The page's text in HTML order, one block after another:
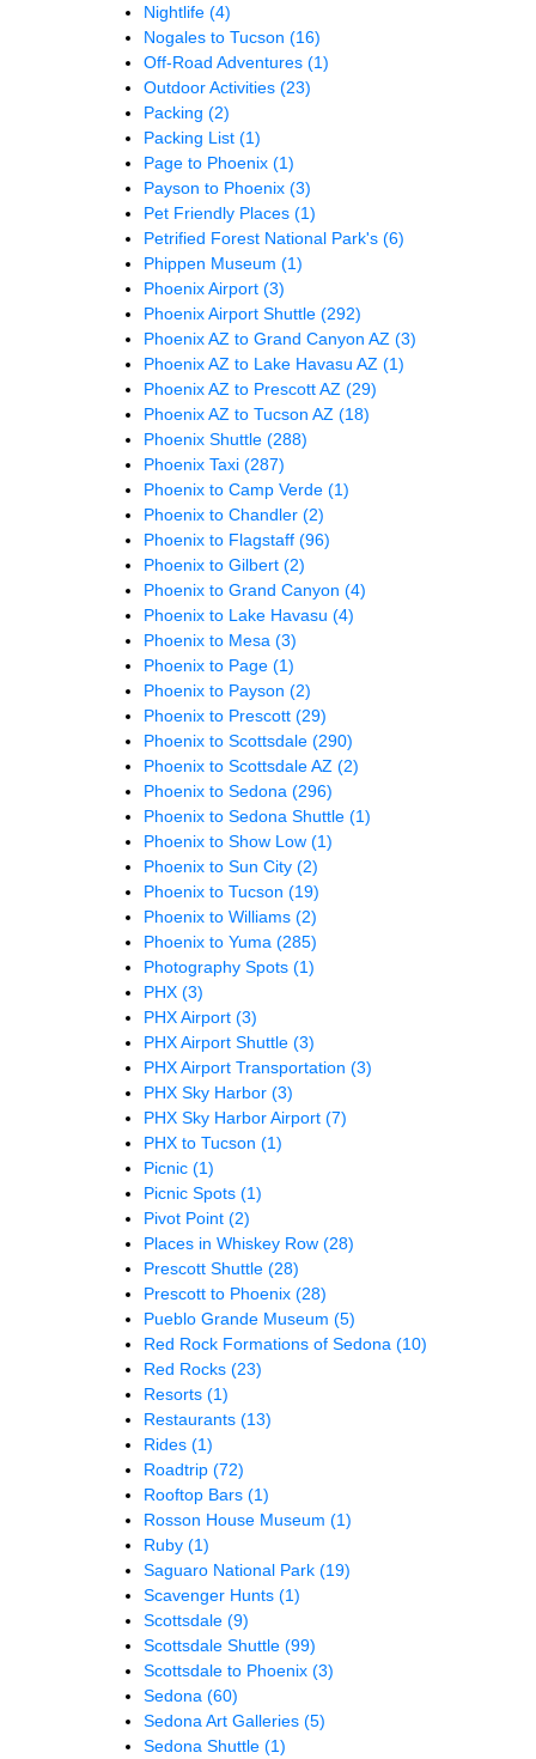
Nightlife (4)
Nogales to Tucson (16)
Off-Road Adventures (1)
Outdoor Activities (23)
Packing (2)
Packing List (1)
Page to Phoenix (1)
Payson to Phoenix (3)
Pet Friendly Places (1)
Petrified Forest National Park's (6)
Phippen Museum (1)
Phoenix Airport (3)
Phoenix Airport Shuttle (292)
Phoenix AZ to Grand Canyon AZ (3)
Phoenix AZ to Lake Havasu AZ (1)
Phoenix AZ to Prescott AZ (29)
Phoenix AZ to Tucson AZ (18)
Phoenix Shuttle (288)
Phoenix Taxi (287)
Phoenix to Camp Verde (1)
Phoenix to Chandler (2)
Phoenix to Flagstaff (96)
Phoenix to Gilbert (2)
Phoenix to Grand Canyon (4)
Phoenix to Lake Havasu (4)
Phoenix to Mesa (3)
Phoenix to Page (1)
Phoenix to Payson (2)
Phoenix to Prescott (29)
Phoenix to Scottsdale (290)
Phoenix to Scottsdale AZ (2)
Phoenix to Sedona (296)
Phoenix to Sedona Shuttle (1)
Phoenix to Show Low (1)
Phoenix to Sun City (2)
Phoenix to Tucson (19)
Phoenix to Williams (2)
Phoenix to Yuma (285)
Photography Spots (1)
PHX (3)
PHX Airport (3)
PHX Airport Shuttle (3)
PHX Airport Transportation (3)
PHX Sky Harbor (3)
PHX Sky Harbor Airport (7)
PHX to Tucson (1)
Picnic (1)
Picnic Spots (1)
Pivot Point (2)
Places in Whiskey Row (28)
Prescott Shuttle (28)
Prescott to Phoenix (28)
Pueblo Grande Museum (5)
Red Rock Formations of Sedona (10)
Red Rocks (23)
Resorts (1)
Restaurants (13)
Rides (1)
Roadtrip (72)
Rooftop Bars (1)
Rosson House Museum (1)
Ruby (1)
Saguaro National Park (19)
Scavenger Hunts (1)
Scottsdale (9)
Scottsdale Shuttle (99)
Scottsdale to Phoenix (3)
Sedona (60)
Sedona Art Galleries (5)
Sedona Shuttle (1)